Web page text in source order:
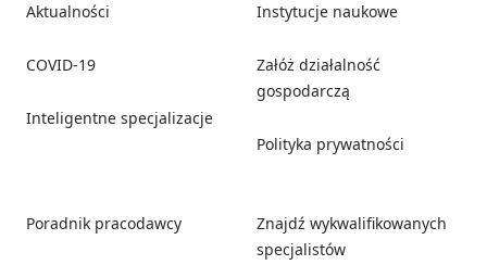
Aktualności
COVID-19
Inteligentne specjalizacje
Instytucje naukowe
Załóż działalność
gospodarczą
Polityka prywatności
Poradnik pracodawcy
Znajdź wykwalifikowanych
specjalistów